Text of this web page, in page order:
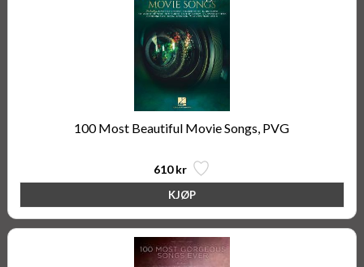
100 Most Beautiful Movie Songs, PVG
610 kr